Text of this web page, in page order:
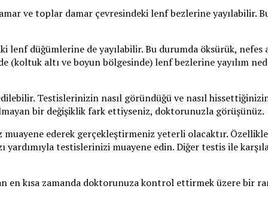
ve toplar damar çevresindeki lenf bezlerine yayılabilir.
lenf düğümlerine de yayılabilir. Bu durumda öksürük,
(koltuk altı ve boyun bölgesinde) lenf bezlerine yayılım
Testislerinizin nasıl göründüğü ve nasıl
bir değişiklik fark ettiyseniz, doktorunuzla görüşünüz.
ederek gerçekleştirmeniz yeterli olacaktır. Özellikle
yardımıyla testislerinizi muayene edin. Diğer testis ile
kısa zamanda doktorunuza kontrol ettirmek üzere bir